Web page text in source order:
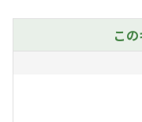
自然の美しさに囲ま
こ